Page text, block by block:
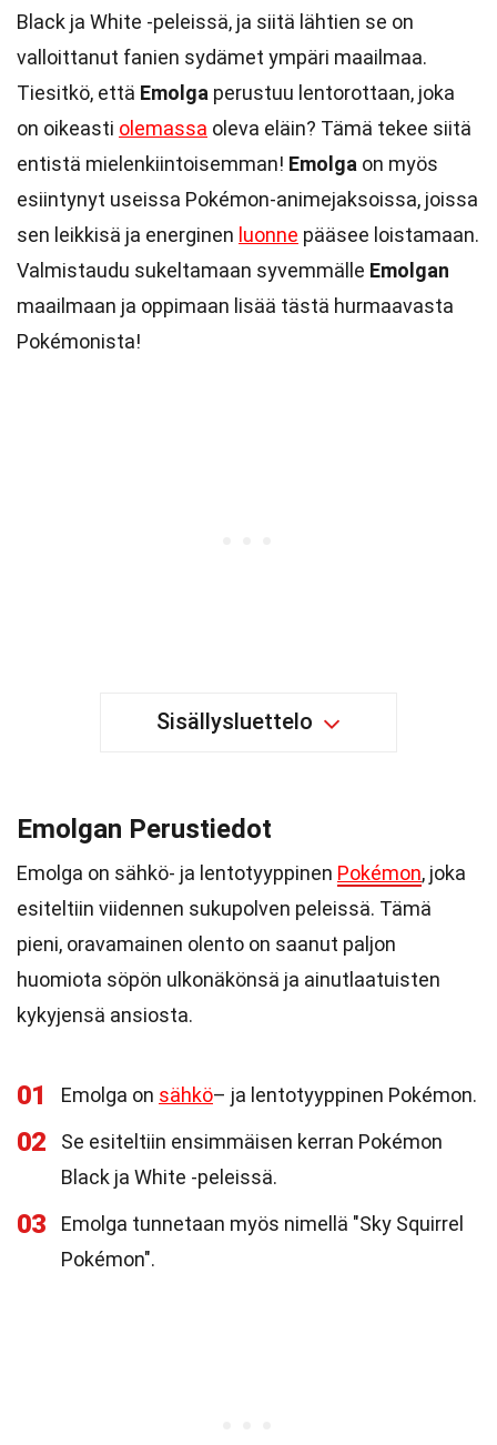
Black ja White -peleissä, ja siitä lähtien se on
valloittanut fanien sydämet ympäri maailmaa.
Tiesitkö, että Emolga perustuu lentorottaan, joka
on oikeasti olemassa oleva eläin? Tämä tekee siitä
entistä mielenkiintoisemman! Emolga on myös
esiintynyt useissa Pokémon-animejaksoissa, joissa
sen leikkisä ja energinen luonne pääsee loistamaan.
Valmistaudu sukeltamaan syvemmälle Emolgan
maailmaan ja oppimaan lisää tästä hurmaavasta
Pokémonista!
Sisällysluettelo
Emolgan Perustiedot
Emolga on sähkö- ja lentotyyppinen Pokémon, joka
esiteltiin viidennen sukupolven peleissä. Tämä
pieni, oravamainen olento on saanut paljon
huomiota söpön ulkonäkönsä ja ainutlaatuisten
kykyjensä ansiosta.
01 Emolga on sähkö– ja lentotyyppinen Pokémon.
02
Se esiteltiin ensimmäisen kerran Pokémon
Black ja White -peleissä.
03
Emolga tunnetaan myös nimellä "Sky Squirrel
Pokémon".